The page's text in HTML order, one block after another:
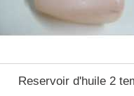
Reservoir d'huile 2